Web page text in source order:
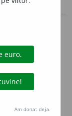
conjugări
de
.
Am donat deja.